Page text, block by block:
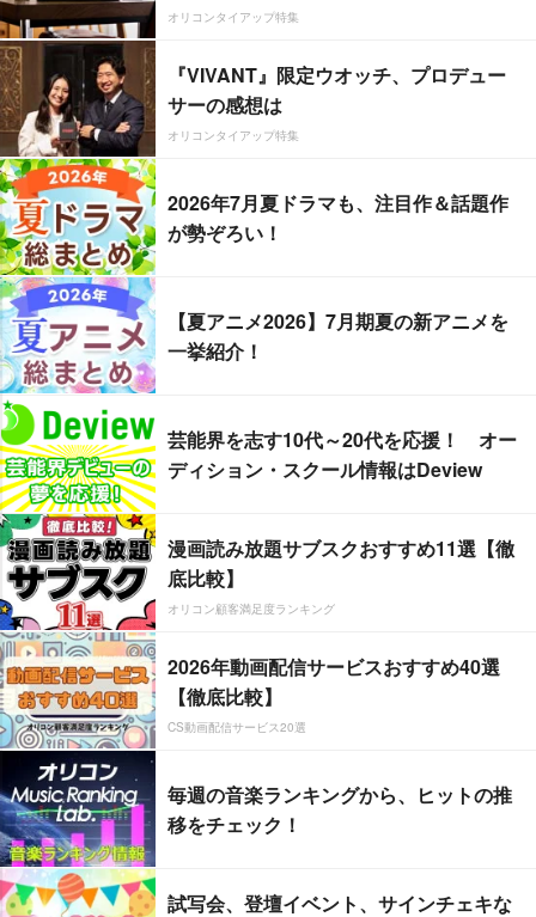
オリコンタイアップ特集
『VIVANT』限定ウオッチ、プロデュー
サーの感想は
オリコンタイアップ特集
2026年7月夏ドラマも、注目作＆話題作
が勢ぞろい！
【夏アニメ2026】7月期夏の新アニメを
一挙紹介！
芸能界を志す10代～20代を応援！ オー
ディション・スクール情報はDeview
漫画読み放題サブスクおすすめ11選【徹
底比較】
オリコン顧客満足度ランキング
2026年動画配信サービスおすすめ40選
【徹底比較】
CS動画配信サービス20選
毎週の音楽ランキングから、ヒットの推
移をチェック！
試写会、登壇イベント、サインチェキな